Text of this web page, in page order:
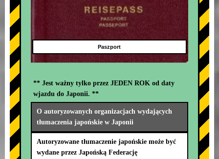
Paszport
** Jest ważny tylko przez JEDEN ROK od daty
wjazdu do Japonii. **
O autoryzowanych organizacjach wydających
tłumaczenia japońskie w Japonii
Autoryzowane tłumaczenie japońskie może być
wydane przez Japońską Federację